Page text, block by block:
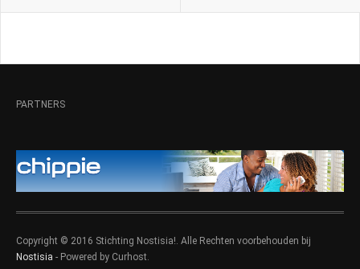
PARTNERS
Copyright © 2016 Stichting Nostisia!. Alle Rechten voorbehouden bij
Nostisia - Powered by Curhost.